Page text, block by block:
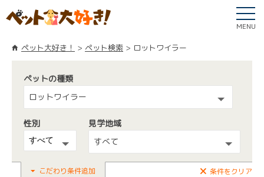
MENU
ペット大好き！ ペット検索 ロットワイラー
ペットの種類
ロットワイラー
性別
見学地域
すべて
こだわり条件追加 条件をクリア